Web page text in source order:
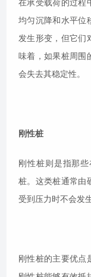
在承受载荷的过程
均匀沉降和水平位
发生形变，但它们
味着，如果桩周围
会失去其稳定性。
刚性桩
刚性桩则是指那
桩。这类桩通常由
受到压力时不会发
刚性桩的主要优点